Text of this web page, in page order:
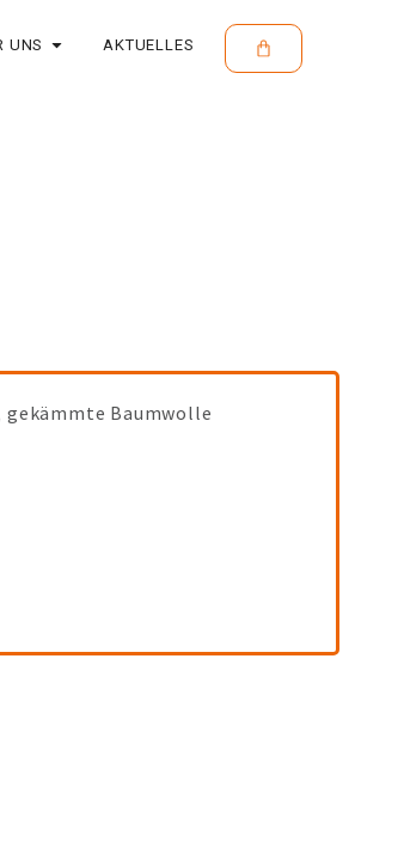
UNS AKTUELLES
Baumwolle